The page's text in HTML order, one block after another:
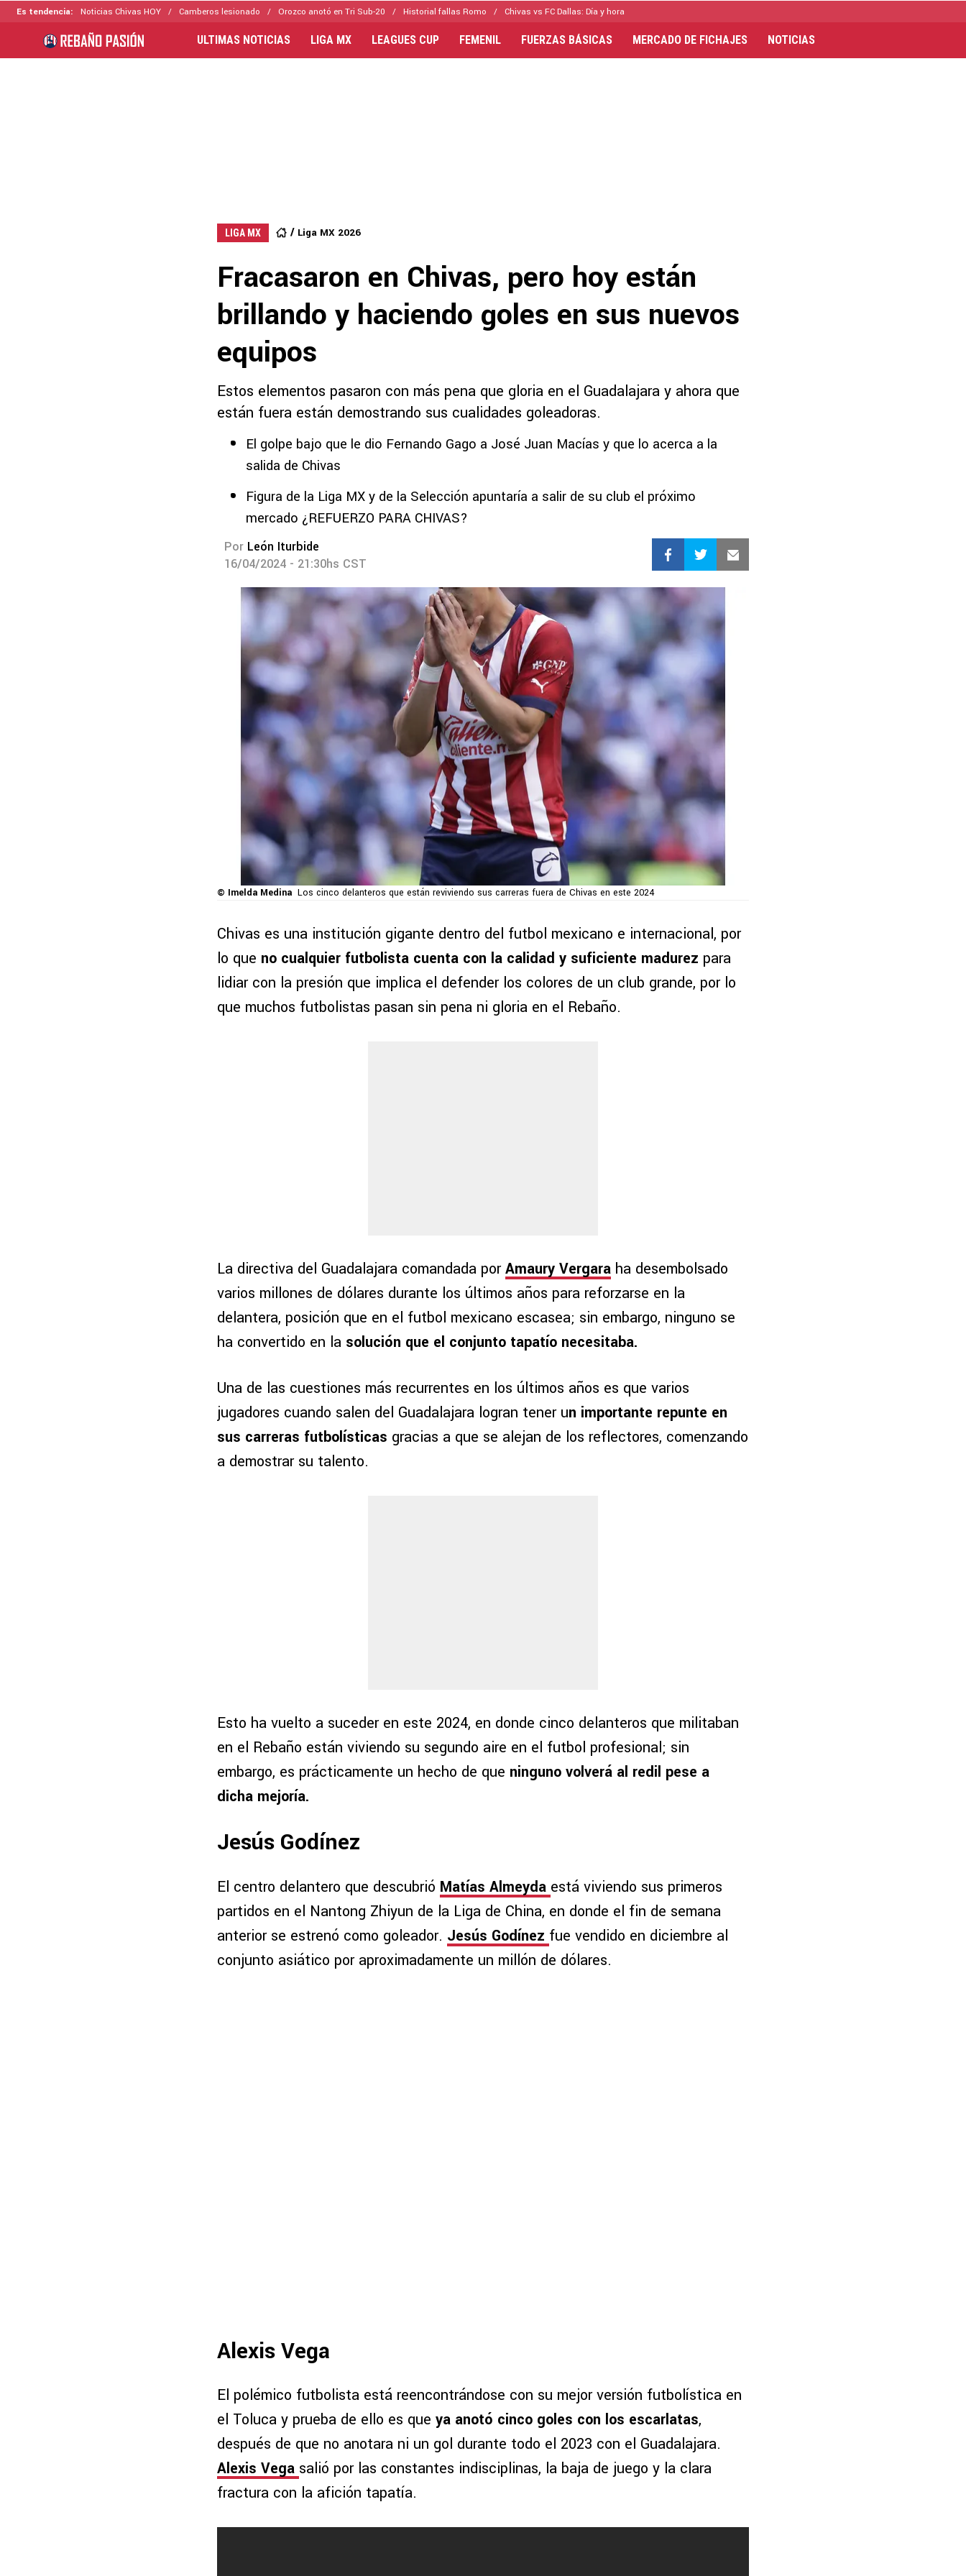
Es tendencia: Noticias Chivas HOY Camberos lesionado Orozco anotó en Tri Sub-20 Historial fallas Romo Chivas vs FC Dallas: Día y hora
ULTIMAS NOTICIAS LIGA MX LEAGUES CUP FEMENIL FUERZAS BÁSICAS MERCADO DE FICHAJES NOTICIAS
LIGA MX Liga MX 2026
Fracasaron en Chivas, pero hoy están
brillando y haciendo goles en sus nuevos
equipos
Estos elementos pasaron con más pena que gloria en el Guadalajara y ahora que
están fuera están demostrando sus cualidades goleadoras.
El golpe bajo que le dio Fernando Gago a José Juan Macías y que lo acerca a la
salida de Chivas
Figura de la Liga MX y de la Selección apuntaría a salir de su club el próximo
mercado ¿REFUERZO PARA CHIVAS?
Por León Iturbide
16/04/2024 - 21:30hs CST
© Imelda Medina Los cinco delanteros que están reviviendo sus carreras fuera de Chivas en este 2024
Chivas es una institución gigante dentro del futbol mexicano e internacional, por
lo que no cualquier futbolista cuenta con la calidad y suficiente madurez para
lidiar con la presión que implica el defender los colores de un club grande, por lo
que muchos futbolistas pasan sin pena ni gloria en el Rebaño.
La directiva del Guadalajara comandada porAmaury Vergara ha desembolsado
varios millones de dólares durante los últimos años para reforzarse en la
delantera, posición que en el futbol mexicano escasea; sin embargo, ninguno se
ha convertido en la solución que el conjunto tapatío necesitaba.
Una de las cuestiones más recurrentes en los últimos años es que varios
jugadores cuando salen del Guadalajara logran tener un importante repunte en
sus carreras futbolísticas gracias a que se alejan de los reflectores, comenzando
a demostrar su talento.
Esto ha vuelto a suceder en este 2024, en donde cinco delanteros que militaban
en el Rebaño están viviendo su segundo aire en el futbol profesional; sin
embargo, es prácticamente un hecho de que ninguno volverá al redil pese a
dicha mejoría.
Jesús Godínez
El centro delantero que descubrió Matías Almeyda está viviendo sus primeros
partidos en el Nantong Zhiyun de la Liga de China, en donde el fin de semana
anterior se estrenó como goleador. Jesús Godínez fue vendido en diciembre al
conjunto asiático por aproximadamente un millón de dólares.
Alexis Vega
El polémico futbolista está reencontrándose con su mejor versión futbolística en
el Toluca y prueba de ello es que ya anotó cinco goles con los escarlatas,
después de que no anotara ni un gol durante todo el 2023 con el Guadalajara.
Alexis Vega salió por las constantes indisciplinas, la baja de juego y la clara
fractura con la afición tapatía.